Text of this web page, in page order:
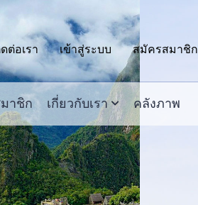
สมัครสมาชิก
เข้าสู่ระบบ
ต่อเรา
าชิก เกี่ยวกับเรา คลังภาพ